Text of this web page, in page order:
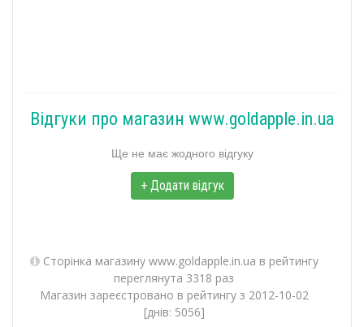
Відгуки про магазин www.goldapple.in.ua
Ще не має жодного відгуку
+ Додати відгук
Сторінка магазину www.goldapple.in.ua в рейтингу
переглянута 3318 раз
Магазин зареєстровано в рейтингу з 2012-10-02
[днів: 5056]